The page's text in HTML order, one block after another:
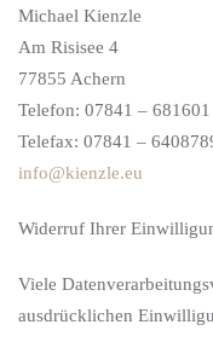
Michael Kienzle
Am Risisee 4
77855 Achern
Telefon: 07841 – 681601
Telefax: 07841 –
info@kienzle.eu
Widerruf Ihrer
Viele
ausdrücklichen